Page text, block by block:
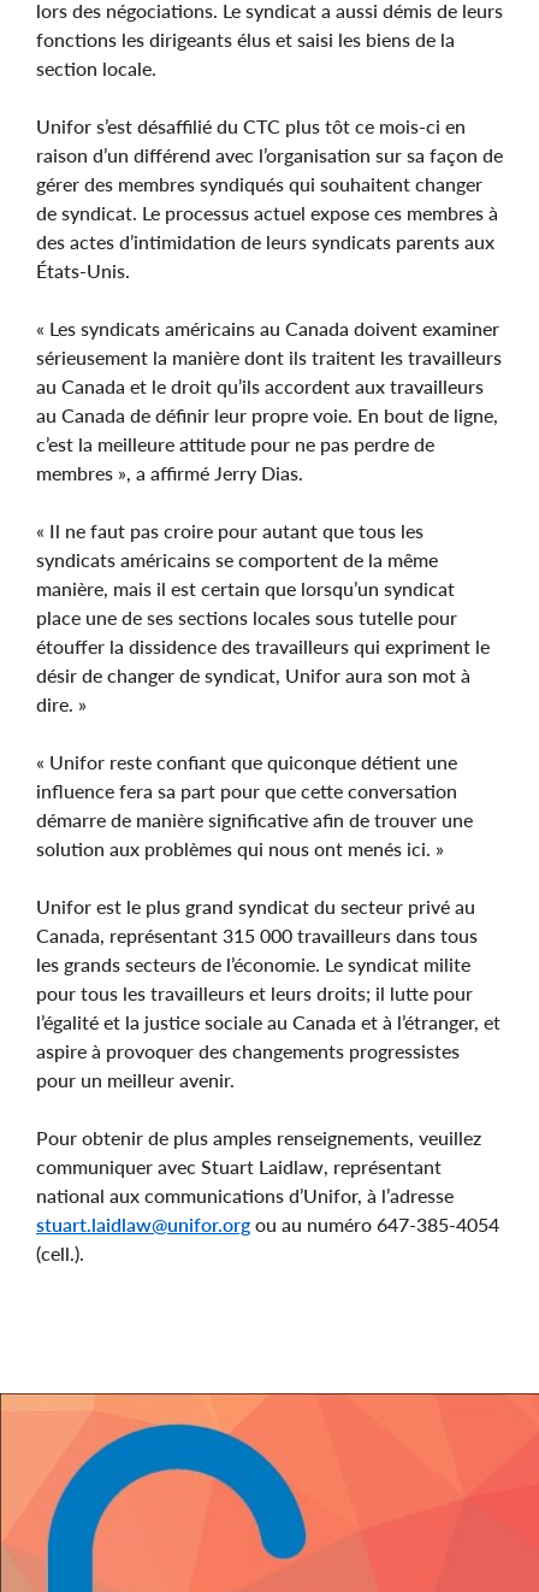
lors des négociations. Le syndicat a aussi démis de leurs
fonctions les dirigeants élus et saisi les biens de la
section locale.
Unifor s’est désaffilié du CTC plus tôt ce mois-ci en
raison d’un différend avec l’organisation sur sa façon de
gérer des membres syndiqués qui souhaitent changer
de syndicat. Le processus actuel expose ces membres à
des actes d’intimidation de leurs syndicats parents aux
États-Unis.
« Les syndicats américains au Canada doivent examiner
sérieusement la manière dont ils traitent les travailleurs
au Canada et le droit qu’ils accordent aux travailleurs
au Canada de définir leur propre voie. En bout de ligne,
c’est la meilleure attitude pour ne pas perdre de
membres », a affirmé Jerry Dias.
« Il ne faut pas croire pour autant que tous les
syndicats américains se comportent de la même
manière, mais il est certain que lorsqu’un syndicat
place une de ses sections locales sous tutelle pour
étouffer la dissidence des travailleurs qui expriment le
désir de changer de syndicat, Unifor aura son mot à
dire. »
« Unifor reste confiant que quiconque détient une
influence fera sa part pour que cette conversation
démarre de manière significative afin de trouver une
solution aux problèmes qui nous ont menés ici. »
Unifor est le plus grand syndicat du secteur privé au
Canada, représentant 315 000 travailleurs dans tous
les grands secteurs de l’économie. Le syndicat milite
pour tous les travailleurs et leurs droits; il lutte pour
l’égalité et la justice sociale au Canada et à l’étranger, et
aspire à provoquer des changements progressistes
pour un meilleur avenir.
Pour obtenir de plus amples renseignements, veuillez
communiquer avec Stuart Laidlaw, représentant
national aux communications d’Unifor, à l’adresse
stuart.laidlaw@unifor.org ou au numéro 647-385-4054
(cell.).